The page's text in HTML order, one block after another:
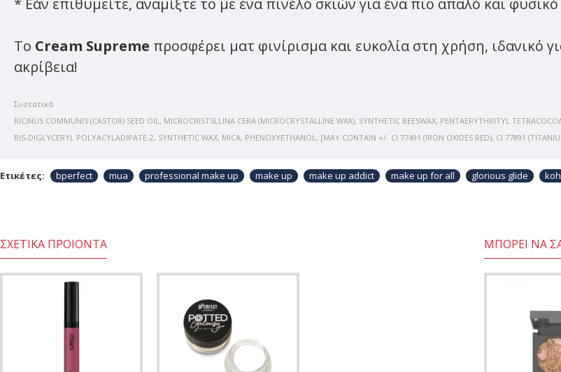
* Εάν επιθυμείτε, αναμίξτε το με ένα πινέλο σκιών για ένα πιο απαλό και
Το Cream Supreme προσφέρει ματ φινίρισμα και ευκολία στη χρήση, ιδανικό
ακρίβεια!
Συστατικά
RICINUS COMMUNIS (CASTOR) SEED OIL, MICROCRISTSLLINA CERA (MICROCRYSTALLINE WAX), SYNTHETIC BEESWAX, PENTAERYTHRITYL
BIS-DIGLYCERYL POLYACYLADIPATE-2, SYNTHETIC WAX, MICA, PHENOXYETHANOL, [MAY CONTAIN +/- CI 77491 (IRON OXIDES RED), CI 77891
Ετικέτες: bperfect mua professional make up make up make up addict make up for all glorious glide
ΣΧΕΤΙΚΆ ΠΡΟΙΌΝΤΑ ΜΠΟΡΕΊ ΝΑ